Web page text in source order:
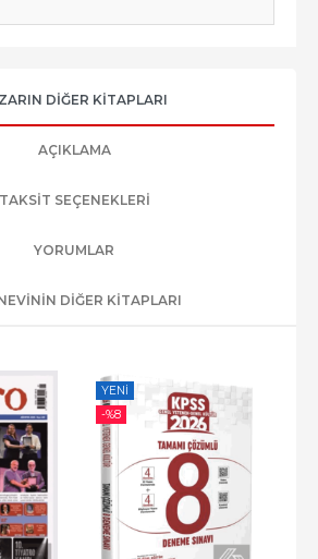
DIĞER KITAPLARI
AÇIKLAMA
TAKSIT SEÇENEKLERI
YORUMLAR
DIĞER KITAPLARI
YENI
-%8